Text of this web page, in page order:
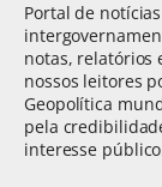
Portal de
notas, relatórios
nossos leitores
Geopolítica
pela
interesse